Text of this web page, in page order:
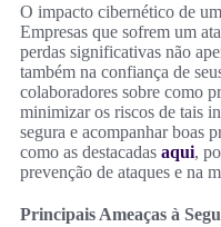
O impacto cibernético de
Empresas que sofrem um
perdas significativas não
também na confiança de
colaboradores sobre como
minimizar os riscos de tais
segura e acompanhar boas
como as destacadas aqui,
prevenção de ataques e na
Principais Ameaças à